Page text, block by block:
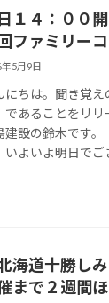
１４：００
ファミリー
年5月9日
にちは。聞き覚
であることをリリ
建設の鈴木です
よいよ明日でご
北海道十勝し
まで２週間